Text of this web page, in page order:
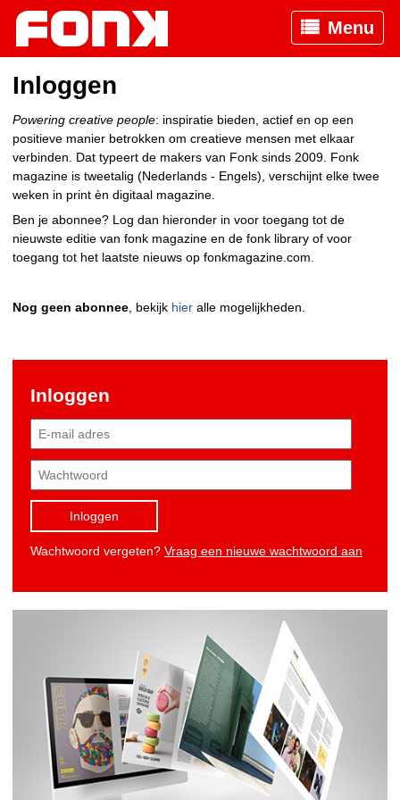
Menu
Inloggen
Powering creative people: inspiratie bieden, actief en op een
positieve manier betrokken om creatieve mensen met elkaar
verbinden. Dat typeert de makers van Fonk sinds 2009. Fonk
magazine is tweetalig (Nederlands - Engels), verschijnt elke twee
weken in print èn digitaal magazine.
Ben je abonnee? Log dan hieronder in voor toegang tot de
nieuwste editie van fonk magazine en de fonk library of voor
toegang tot het laatste nieuws op fonkmagazine.com.
Nog geen abonnee , bekijk hier alle mogelijkheden.
Inloggen
Inloggen
Wachtwoord vergeten? Vraag een nieuwe wachtwoord aan